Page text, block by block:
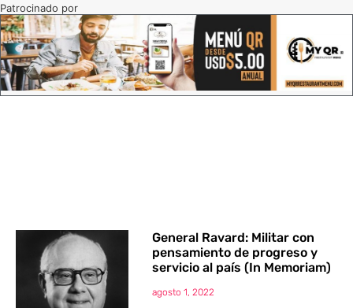
Patrocinado por
General Ravard: Militar con
pensamiento de progreso y
servicio al país (In Memoriam)
agosto 1, 2022